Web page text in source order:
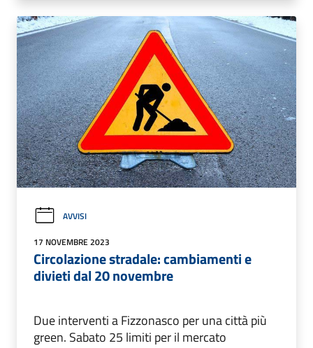
AVVISI
17 NOVEMBRE 2023
Circolazione stradale: cambiamenti e
divieti dal 20 novembre
Due interventi a Fizzonasco per una città più
green. Sabato 25 limiti per il mercato